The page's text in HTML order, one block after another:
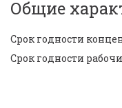
Общие
Срок годности
Срок годности